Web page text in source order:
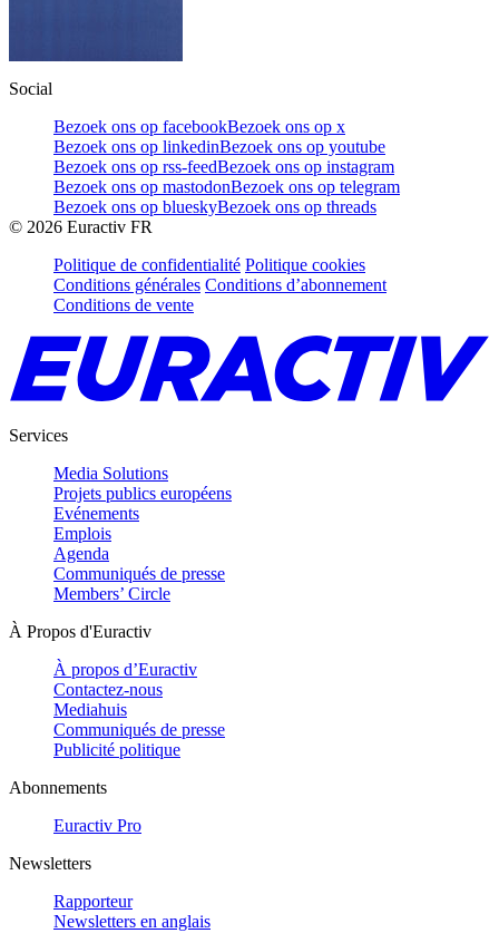
Social
Bezoek ons op facebookBezoek ons op x
Bezoek ons op linkedinBezoek ons op youtube
Bezoek ons op rss-feedBezoek ons op instagram
Bezoek ons op mastodonBezoek ons op telegram
Bezoek ons op blueskyBezoek ons op threads
© 2026 Euractiv FR
Politique de confidentialité Politique cookies
Conditions générales Conditions d’abonnement
Conditions de vente
Services
Media Solutions
Projets publics européens
Evénements
Emplois
Agenda
Communiqués de presse
Members’ Circle
À Propos d'Euractiv
À propos d’Euractiv
Contactez-nous
Mediahuis
Communiqués de presse
Publicité politique
Abonnements
Euractiv Pro
Newsletters
Rapporteur
Newsletters en anglais